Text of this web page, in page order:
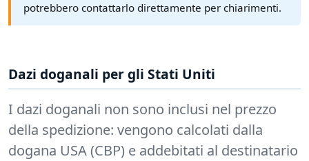
potrebbero contattarlo direttamente per chiarimenti.
Dazi doganali per gli Stati Uniti
I dazi doganali non sono inclusi nel prezzo
della spedizione: vengono calcolati dalla
dogana USA (CBP) e addebitati al destinatario